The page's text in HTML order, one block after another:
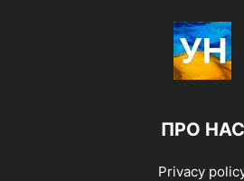
ПРО НАС
Privacy